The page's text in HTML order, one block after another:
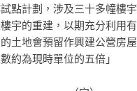
點計劃，涉及三十多幢樓
宇的重建，以期充分利用
土地會預留作興建公營房
約為現時單位的五倍」